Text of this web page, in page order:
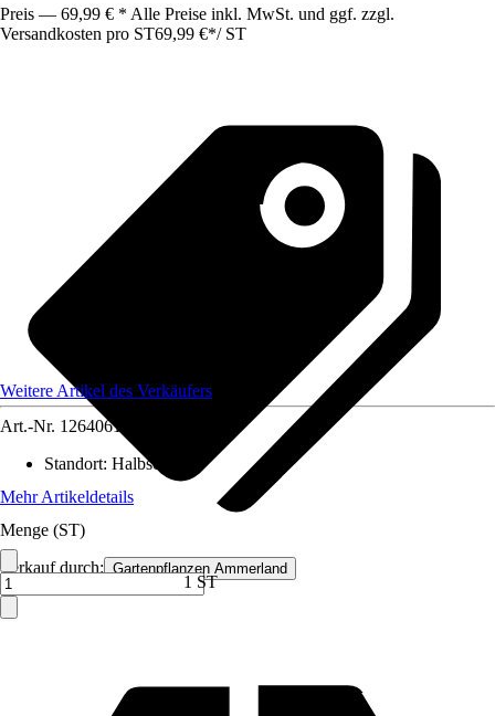
Preis — 69,99 € * Alle Preise inkl. MwSt. und ggf. zzgl.
Versandkosten pro ST69,99 €*/ ST
Verkauf durch: Gartenpflanzen Ammerland
Weitere Artikel des Verkäufers
Art.-Nr. 12640612
Standort: Halbschatten
Mehr Artikeldetails
Menge (ST)
1 ST